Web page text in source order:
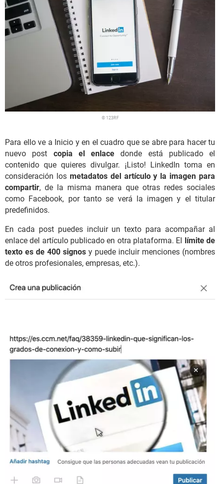
© 123RF
Para ello ve a Inicio y en el cuadro que se abre para hacer tu
nuevo post copia el enlace donde está publicado el
contenido que quieres divulgar. ¡Listo! LinkedIn toma en
consideración los metadatos del artículo y la imagen para
compartir, de la misma manera que otras redes sociales
como Facebook, por tanto se verá la imagen y el titular
predefinidos.
En cada post puedes incluir un texto para acompañar al
enlace del artículo publicado en otra plataforma. El
límite de
texto es de 400 signos y puede incluir menciones (nombres
de otros profesionales, empresas, etc.).